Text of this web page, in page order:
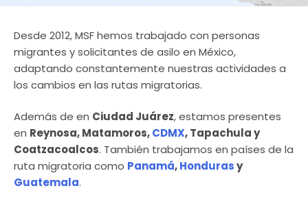
Desde 2012, MSF hemos trabajado con personas
migrantes y solicitantes de asilo en México,
adaptando constantemente nuestras actividades a
los cambios en las rutas migratorias.
Además de en Ciudad Juárez, estamos presentes
en Reynosa, Matamoros,CDMX, Tapachula y
Coatzacoalcos. También trabajamos en países de la
ruta migratoria como Panamá,Hondurasy
Guatemala.